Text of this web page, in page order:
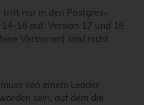
tritt nur in den Postgres-
16 auf. Version 17 und 18
Versionen) sind nicht
von einem Leader
sein, auf dem die